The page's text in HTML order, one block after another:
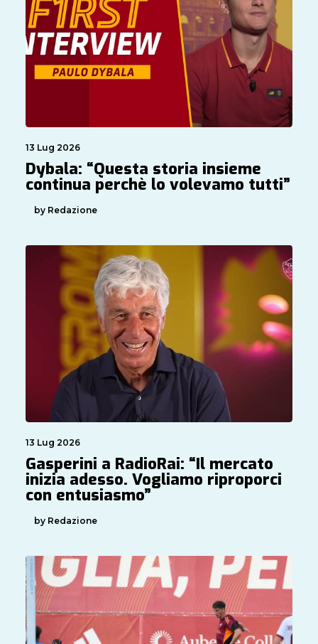
13 Lug 2026
Dybala: “Questa storia insieme
continua perchè lo volevamo tutti”
by Redazione
13 Lug 2026
Gasperini a RadioRai: “Il mercato
inizia adesso. Vogliamo riproporci
con entusiasmo”
by Redazione